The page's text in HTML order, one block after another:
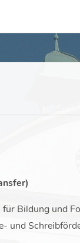
Bildung und
und